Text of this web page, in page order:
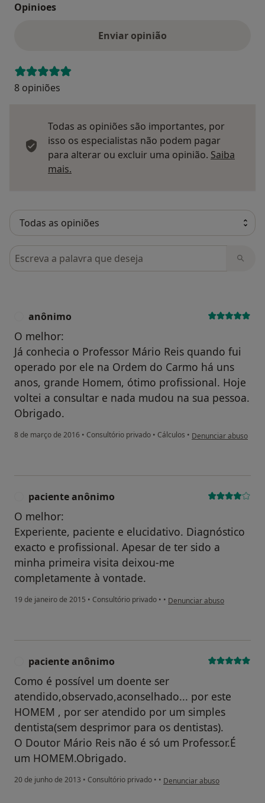
Opinioes
Enviar opinião
8 opiniões
Todas as opiniões são importantes, por
isso os especialistas não podem pagar
para alterar ou excluir uma opinião. Saiba
mais.
Pesquisar em opiniões
anônimo
O melhor:
Já conhecia o Professor Mário Reis quando fui
operado por ele na Ordem do Carmo há uns
anos, grande Homem, ótimo profissional. Hoje
voltei a consultar e nada mudou na sua pessoa.
Obrigado.
8 de março de 2016 • Consultório privado • Cálculos • na opinião do
Denunciar abuso
paciente anônimo
O melhor:
Experiente, paciente e elucidativo. Diagnóstico
exacto e profissional. Apesar de ter sido a
minha primeira visita deixou-me
completamente à vontade.
19 de janeiro de 2015 • Consultório privado • • na opinião do utilizador
Denunciar abuso
paciente anônimo
Como é possível um doente ser
atendido,observado,aconselhado... por este
HOMEM , por ser atendido por um simples
dentista(sem desprimor para os dentistas).
O Doutor Mário Reis não é só um Professor.É
um HOMEM.Obrigado.
20 de junho de 2013 • Consultório privado • • na opinião do utilizador
Denunciar abuso